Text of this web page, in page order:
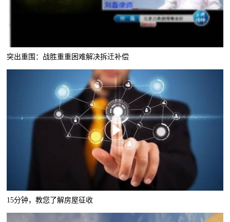
突出重围：战胜重重困难解决拆迁补偿
15分钟，教您了解房屋征收